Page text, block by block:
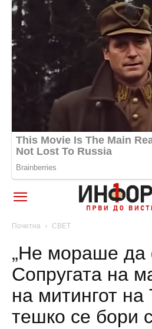
Почетна СВЕТ
„Не мораше да
Сопругата на
на митингот
тешко се бори